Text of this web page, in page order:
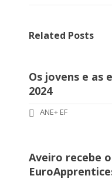
Related Posts
Os jovens e as
2024
ANE+ EF
Aveiro recebe